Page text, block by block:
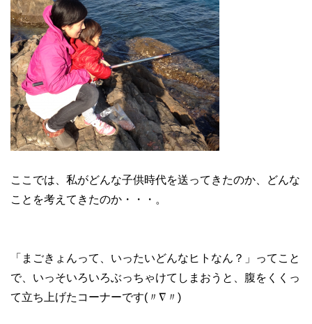
ここでは、私がどんな子供時代を送ってきたのか、どんな
ことを考えてきたのか・・・。
「まごきょんって、いったいどんなヒトなん？」ってこと
で、いっそいろいろぶっちゃけてしまおうと、腹をくくっ
て立ち上げたコーナーです(〃∇〃)